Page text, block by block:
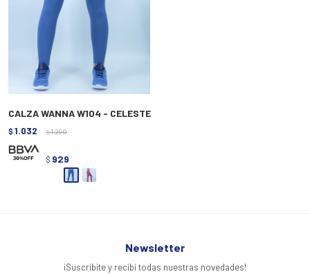
CALZA WANNA W104 - CELESTE
$ 1.032 $ 1.290
$ 929
Newsletter
¡Suscribite y recibí todas nuestras novedades!